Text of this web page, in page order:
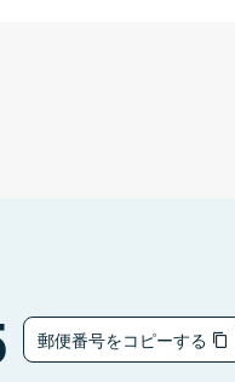
郵便番号をコピーする